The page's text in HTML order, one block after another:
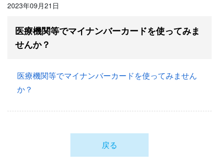
2023年09月21日
医療機関等でマイナンバーカードを使ってみま
せんか？
医療機関等でマイナンバーカードを使ってみません
か？
戻る